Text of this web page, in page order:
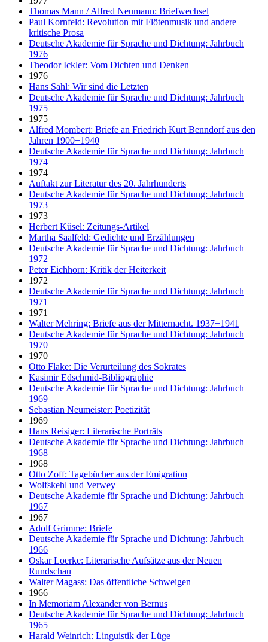
Thomas Mann / Alfred Neumann: Briefwechsel
Paul Kornfeld: Revolution mit Flötenmusik und andere
kritische Prosa
Deutsche Akademie für Sprache und Dichtung: Jahrbuch
1976
Theodor Ickler: Vom Dichten und Denken
1976
Hans Sahl: Wir sind die Letzten
Deutsche Akademie für Sprache und Dichtung: Jahrbuch
1975
1975
Alfred Mombert: Briefe an Friedrich Kurt Benndorf aus den
Jahren 1900−1940
Deutsche Akademie für Sprache und Dichtung: Jahrbuch
1974
1974
Auftakt zur Literatur des 20. Jahrhunderts
Deutsche Akademie für Sprache und Dichtung: Jahrbuch
1973
1973
Herbert Küsel: Zeitungs-Artikel
Martha Saalfeld: Gedichte und Erzählungen
Deutsche Akademie für Sprache und Dichtung: Jahrbuch
1972
Peter Eichhorn: Kritik der Heiterkeit
1972
Deutsche Akademie für Sprache und Dichtung: Jahrbuch
1971
1971
Walter Mehring: Briefe aus der Mitternacht. 1937−1941
Deutsche Akademie für Sprache und Dichtung: Jahrbuch
1970
1970
Otto Flake: Die Verurteilung des Sokrates
Kasimir Edschmid-Bibliographie
Deutsche Akademie für Sprache und Dichtung: Jahrbuch
1969
Sebastian Neumeister: Poetizität
1969
Hans Reisiger: Literarische Porträts
Deutsche Akademie für Sprache und Dichtung: Jahrbuch
1968
1968
Otto Zoff: Tagebücher aus der Emigration
Wolfskehl und Verwey
Deutsche Akademie für Sprache und Dichtung: Jahrbuch
1967
1967
Adolf Grimme: Briefe
Deutsche Akademie für Sprache und Dichtung: Jahrbuch
1966
Oskar Loerke: Literarische Aufsätze aus der Neuen
Rundschau
Walter Magass: Das öffentliche Schweigen
1966
In Memoriam Alexander von Bernus
Deutsche Akademie für Sprache und Dichtung: Jahrbuch
1965
Harald Weinrich: Linguistik der Lüge